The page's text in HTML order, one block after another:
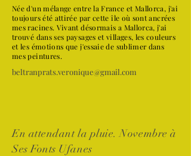
Née d'un mélange entre la France et Mallorca, j'ai
toujours été attirée par cette île où sont ancrées
mes racines. Vivant désormais a Mallorca, j'ai
trouvé dans ses paysages et villages, les couleurs
et les émotions que j'essaie de sublimer dans
mes peintures.
beltranprats.veronique@gmail.com
En attendant la pluie. Novembre à
Ses Fonts Ufanes